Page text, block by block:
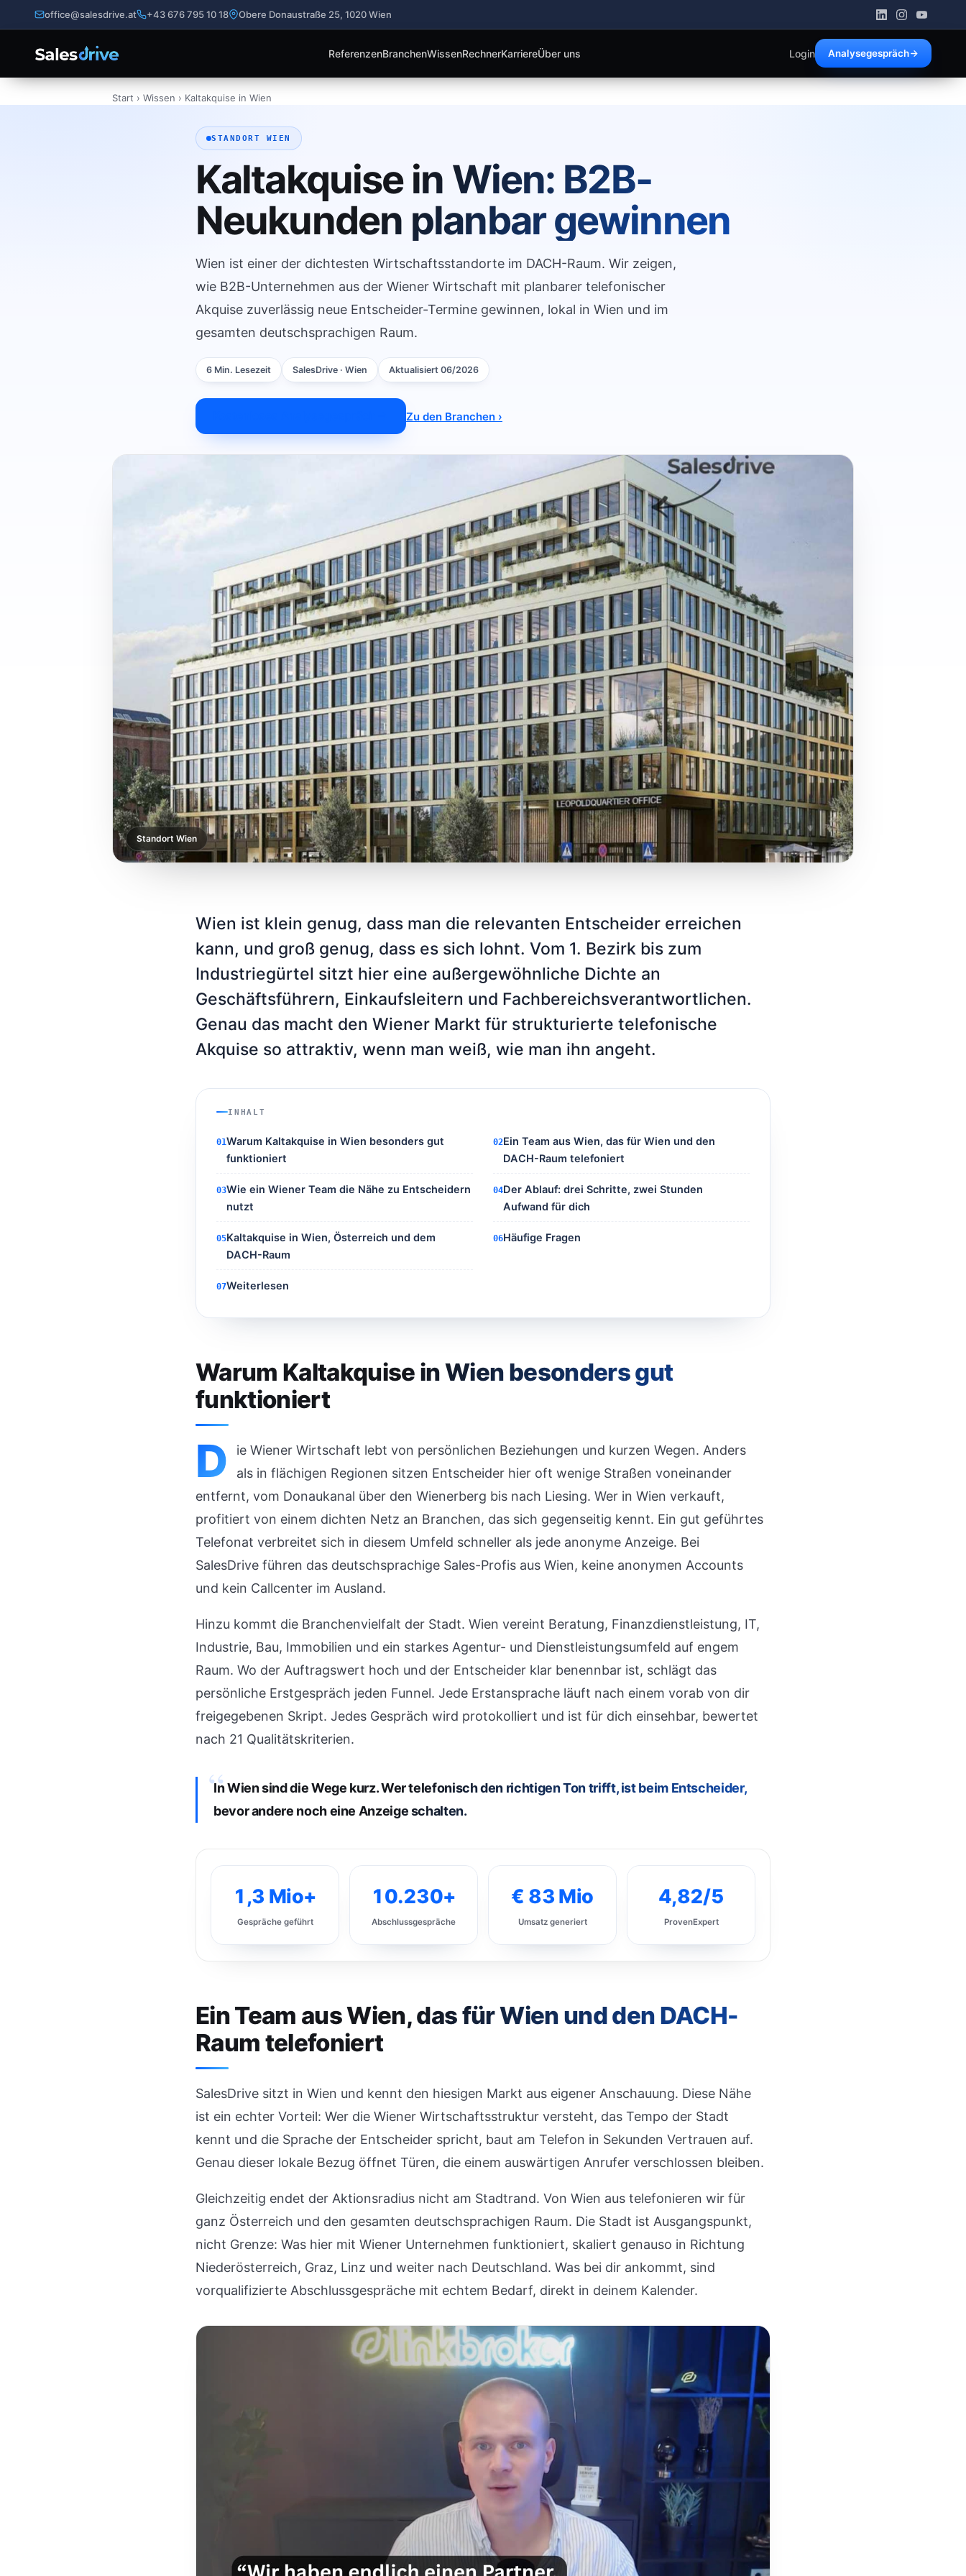
office@salesdrive.at +43 676 795 10 18 Obere Donaustraße 25, 1020 Wien
ReferenzenBranchenWissenRechnerKarriereÜber uns Login Analysegespräch
Start › Wissen › Kaltakquise in Wien
STANDORT WIEN
Kaltakquise in Wien: B2B-
Neukunden planbar gewinnen
Wien ist einer der dichtesten Wirtschaftsstandorte im DACH-Raum. Wir zeigen,
wie B2B-Unternehmen aus der Wiener Wirtschaft mit planbarer telefonischer
Akquise zuverlässig neue Entscheider-Termine gewinnen, lokal in Wien und im
gesamten deutschsprachigen Raum.
6 Min. Lesezeit SalesDrive · Wien Aktualisiert 06/2026
Zu den Branchen ›
Standort Wien
Wien ist klein genug, dass man die relevanten Entscheider erreichen
kann, und groß genug, dass es sich lohnt. Vom 1. Bezirk bis zum
Industriegürtel sitzt hier eine außergewöhnliche Dichte an
Geschäftsführern, Einkaufsleitern und Fachbereichsverantwortlichen.
Genau das macht den Wiener Markt für strukturierte telefonische
Akquise so attraktiv, wenn man weiß, wie man ihn angeht.
INHALT
01Warum Kaltakquise in Wien besonders gut
funktioniert
02Ein Team aus Wien, das für Wien und den
DACH-Raum telefoniert
03Wie ein Wiener Team die Nähe zu Entscheidern
nutzt
04Der Ablauf: drei Schritte, zwei Stunden
Aufwand für dich
05Kaltakquise in Wien, Österreich und dem
DACH-Raum
06Häufige Fragen
07Weiterlesen
Warum Kaltakquise in Wien besonders gut
funktioniert
D
ie Wiener Wirtschaft lebt von persönlichen Beziehungen und kurzen Wegen. Anders
als in flächigen Regionen sitzen Entscheider hier oft wenige Straßen voneinander
entfernt, vom Donaukanal über den Wienerberg bis nach Liesing. Wer in Wien verkauft,
profitiert von einem dichten Netz an Branchen, das sich gegenseitig kennt. Ein gut geführtes
Telefonat verbreitet sich in diesem Umfeld schneller als jede anonyme Anzeige. Bei
SalesDrive führen das deutschsprachige Sales-Profis aus Wien, keine anonymen Accounts
und kein Callcenter im Ausland.
Hinzu kommt die Branchenvielfalt der Stadt. Wien vereint Beratung, Finanzdienstleistung, IT,
Industrie, Bau, Immobilien und ein starkes Agentur- und Dienstleistungsumfeld auf engem
Raum. Wo der Auftragswert hoch und der Entscheider klar benennbar ist, schlägt das
persönliche Erstgespräch jeden Funnel. Jede Erstansprache läuft nach einem vorab von dir
freigegebenen Skript. Jedes Gespräch wird protokolliert und ist für dich einsehbar, bewertet
nach 21 Qualitätskriterien.
“
In Wien sind die Wege kurz. Wer telefonisch den richtigen Ton trifft, ist beim Entscheider,
bevor andere noch eine Anzeige schalten.
1,3 Mio+
Gespräche geführt
10.230+
Abschlussgespräche
€ 83 Mio
Umsatz generiert
4,82/5
ProvenExpert
Ein Team aus Wien, das für Wien und den DACH-
Raum telefoniert
SalesDrive sitzt in Wien und kennt den hiesigen Markt aus eigener Anschauung. Diese Nähe
ist ein echter Vorteil: Wer die Wiener Wirtschaftsstruktur versteht, das Tempo der Stadt
kennt und die Sprache der Entscheider spricht, baut am Telefon in Sekunden Vertrauen auf.
Genau dieser lokale Bezug öffnet Türen, die einem auswärtigen Anrufer verschlossen bleiben.
Gleichzeitig endet der Aktionsradius nicht am Stadtrand. Von Wien aus telefonieren wir für
ganz Österreich und den gesamten deutschsprachigen Raum. Die Stadt ist Ausgangspunkt,
nicht Grenze: Was hier mit Wiener Unternehmen funktioniert, skaliert genauso in Richtung
Niederösterreich, Graz, Linz und weiter nach Deutschland. Was bei dir ankommt, sind
vorqualifizierte Abschlussgespräche mit echtem Bedarf, direkt in deinem Kalender.